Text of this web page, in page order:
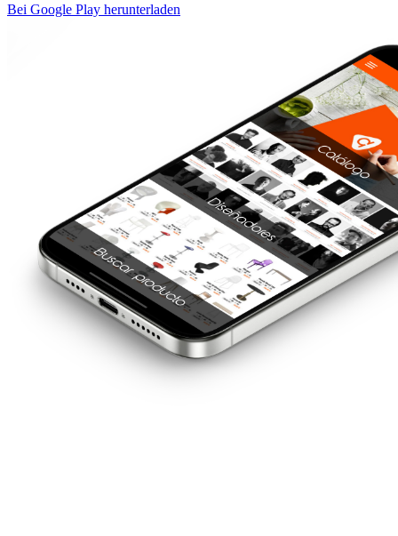
Bei Google Play herunterladen